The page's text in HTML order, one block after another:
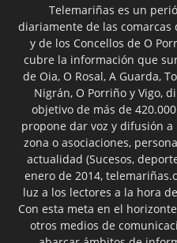
Telemariñas es un
diariamente de las comarcas
y de los Concellos de O
cubre la información que
de Oia, O Rosal, A Guarda,
Nigrán, O Porriño y Vigo,
objetivo de más de
propone dar voz y difusión
zona o asociaciones,
actualidad (Sucesos,
enero de 2014,
luz a los lectores a la hora
Con esta meta en el
otros medios de